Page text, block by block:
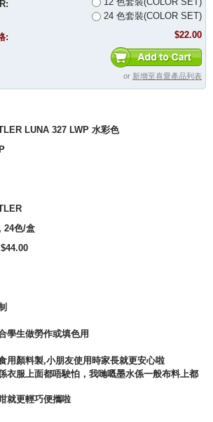
24 色套裝(COLOR SET)
:
$22.00
or 新增至喜愛產品列表
LUNA 327 LWP 水彩色
24色/盒
學生做勞作或填色用
用顏料製,小朋友使用時家長就更安心啦
衣服上面都唔駛怕，我哋嘅墨水係一般布料上都
就更輕巧便攜啦